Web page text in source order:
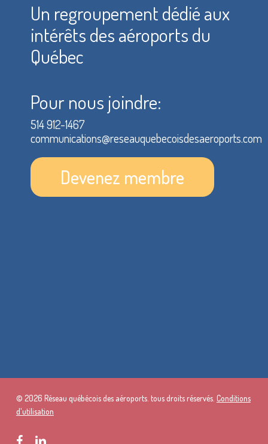
Un regroupement dédié aux
intérêts des aéroports du
Québec
Pour nous joindre:
514 912-1467
communications@reseauquebecoisdesaeroports.com
Devenez membre
© 2026 Réseau québécois des aéroports. tous droits réservés. Conditions
d'utilisation
facebooklinkedin